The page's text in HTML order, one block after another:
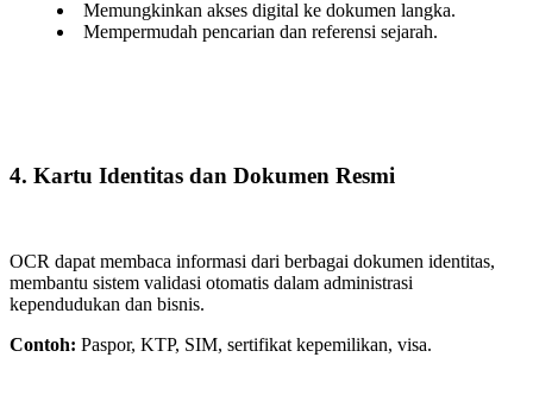
Memungkinkan akses digital ke dokumen langka.
Mempermudah pencarian dan referensi sejarah.
4. Kartu Identitas dan Dokumen Resmi
OCR dapat membaca informasi dari berbagai dokumen identitas,
membantu sistem validasi otomatis dalam administrasi
kependudukan dan bisnis.
Contoh: Paspor, KTP, SIM, sertifikat kepemilikan, visa.